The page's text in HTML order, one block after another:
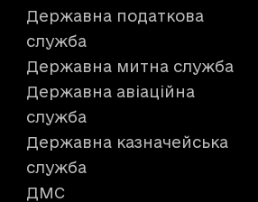
Державна податкова
служба
Державна митна служба
Державна авіаційна
служба
Державна казначейська
служба
ДМС